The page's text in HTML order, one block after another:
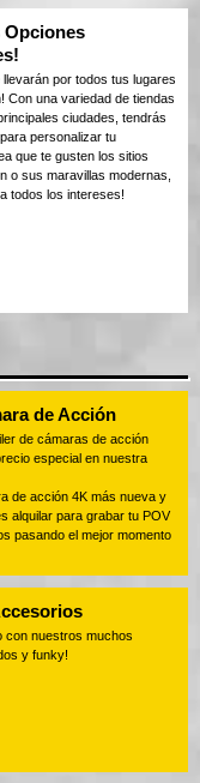
Opciones
por todos tus lugares
Con una variedad de tiendas
ciudades, tendrás
personalizar tu
que te gusten los sitios
o sus maravillas modernas,
todos los intereses!
de Acción
de cámaras de acción
especial en nuestra
de acción 4K más nueva y
alquilar para grabar tu POV
pasando el mejor momento
con nuestros muchos
y funky!